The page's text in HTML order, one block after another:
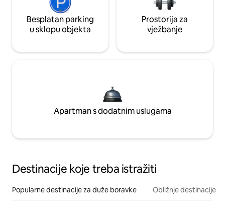
Besplatan parking
u sklopu objekta
Prostorija za
vježbanje
Apartman s dodatnim uslugama
Destinacije koje treba istražiti
Popularne destinacije za duže boravke Obližnje destinacije